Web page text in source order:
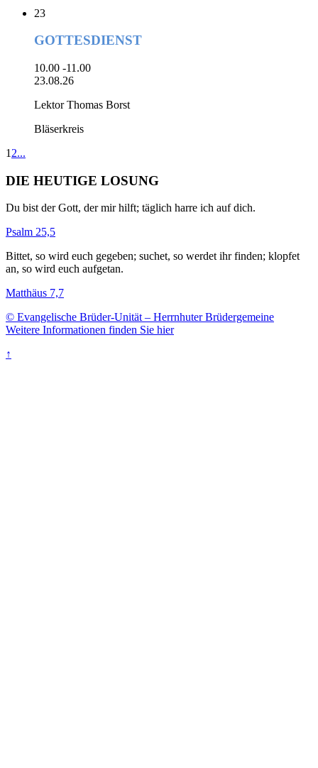
23
GOTTESDIENST
10.00 -11.00
23.08.26
Lektor Thomas Borst
Bläserkreis
1 2...
DIE HEUTIGE LOSUNG
Du bist der Gott, der mir hilft; täglich harre ich auf dich.
Psalm 25,5
Bittet, so wird euch gegeben; suchet, so werdet ihr finden; klopfet
an, so wird euch aufgetan.
Matthäus 7,7
© Evangelische Brüder-Unität – Herrnhuter Brüdergemeine
Weitere Informationen finden Sie hier
↑